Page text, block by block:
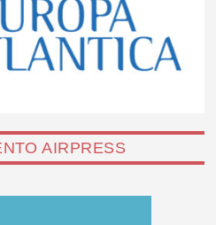
AIRPRESS